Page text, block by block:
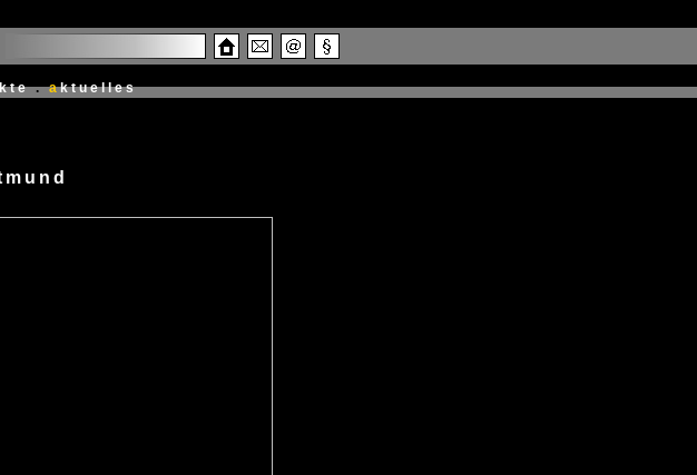
. aktuelles